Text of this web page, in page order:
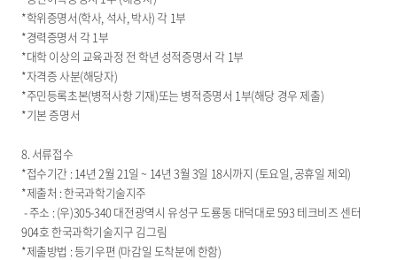
*학위증명서(학사, 석사, 박사) 각 1부
*경력증명서 각 1부
*대학 이상의 교육과정 전 학년 성적증명서 각 1부
*자격증 사분(해당자)
*주민등록초본(병적사항 기재)또는 병적증명서 1부(해당 경우 제출)
*기본 증명서
8. 서류접수
*접수기간 : 14년 2월 21일 ~ 14년 3월 3일 18시까지 (토요일, 공휴일 제외)
*제출처 : 한국과학기술지주
- 주소 : (우)305-340 대전광역시 유성구 도룡동 대덕대로 593 테크비즈 센터
904호 한국과학기술지구 김그림
*제출방법 : 등기우편 (마감일 도착분에 한함)